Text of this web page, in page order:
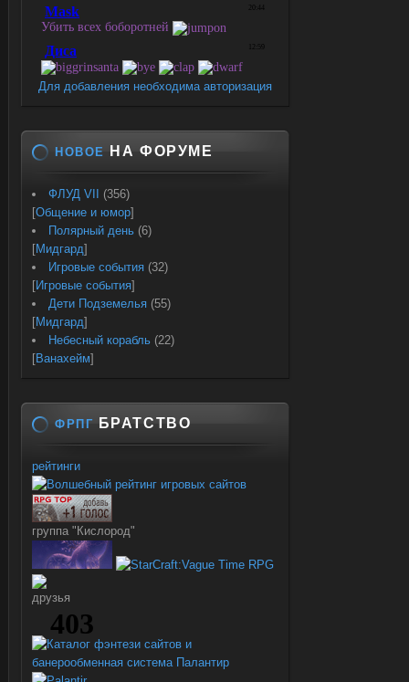
Для добавления необходима авторизация
НОВОЕ НА ФОРУМЕ
ФЛУД VII
(356)
[Общение и юмор]
Полярный день (6)
[Мидгард]
Игровые события (32)
[Игровые события]
Дети Подземелья (55)
[Мидгард]
Небесный корабль (22)
[Ванахейм]
ФРПГ БРАТСТВО
рейтинги
группа "Кислород"
друзья